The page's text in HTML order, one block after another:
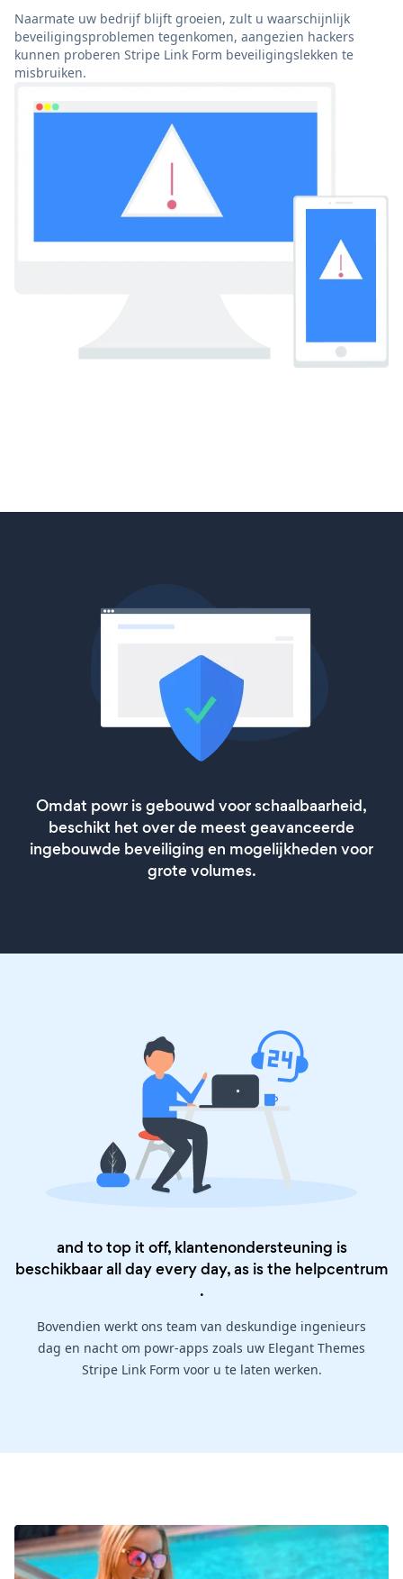
Naarmate uw bedrijf blijft groeien, zult u waarschijnlijk
beveiligingsproblemen tegenkomen, aangezien hackers
kunnen proberen Stripe Link Form beveiligingslekken te
misbruiken.
Omdat powr is gebouwd voor schaalbaarheid,
beschikt het over de meest geavanceerde
ingebouwde beveiliging en mogelijkheden voor
grote volumes.
and to top it off, klantenondersteuning is
beschikbaar all day every day, as is the helpcentrum
.
Bovendien werkt ons team van deskundige ingenieurs
dag en nacht om powr-apps zoals uw Elegant Themes
Stripe Link Form voor u te laten werken.